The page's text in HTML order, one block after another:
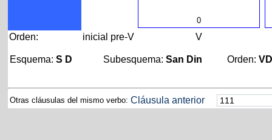
0
Orden: inicial pre-V V
Esquema: S D Subesquema:San Din Orden:VD
Otras cláusulas del mismo verbo: Cláusula anterior